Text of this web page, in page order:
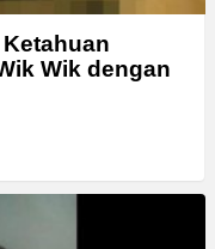
Wik dengan